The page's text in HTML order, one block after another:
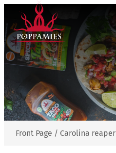
content
Front Page / Carolina reaper